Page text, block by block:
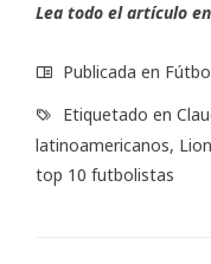
Lea todo el artículo en
Publicada en
Etiquetado en
latinoamericanos,
top 10 futbolistas